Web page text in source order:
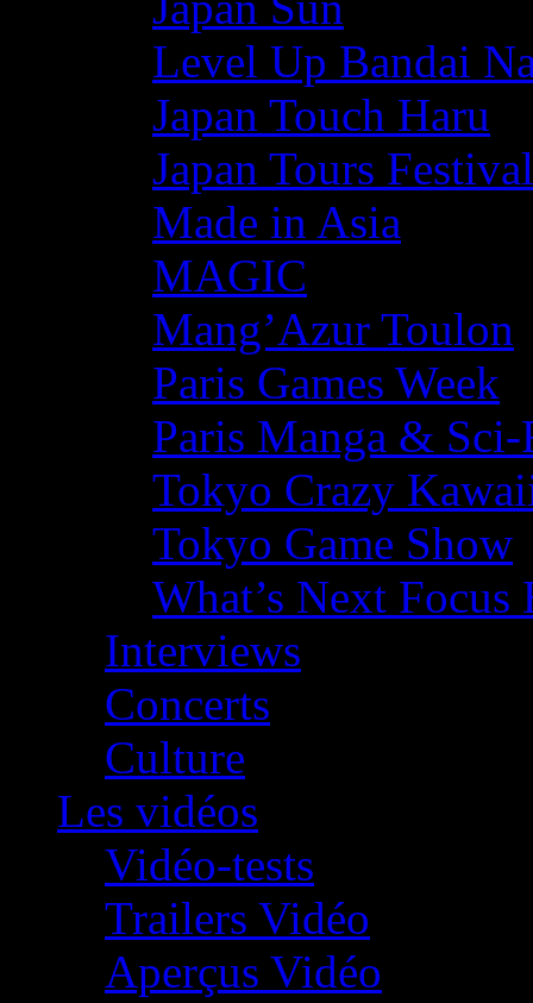
Level Up Bandai
Japan Touch Haru
Japan Tours Festival
Made in Asia
MAGIC
Mang’Azur Toulon
Paris Games Week
Paris Manga &
Tokyo Crazy
Tokyo Game Show
What’s Next
Interviews
Concerts
Culture
Les vidéos
Vidéo-tests
Trailers Vidéo
Aperçus Vidéo